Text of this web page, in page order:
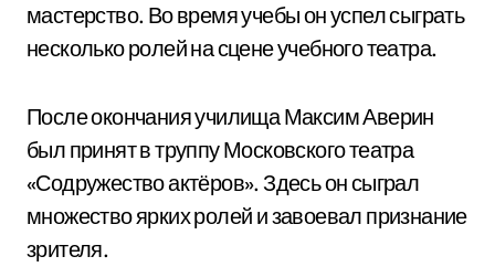
мастерство. Во время учебы он успел сыграть
несколько ролей на сцене учебного театра.
После окончания училища Максим Аверин
был принят в труппу Московского театра
«Содружество актёров». Здесь он сыграл
множество ярких ролей и завоевал признание
зрителя.